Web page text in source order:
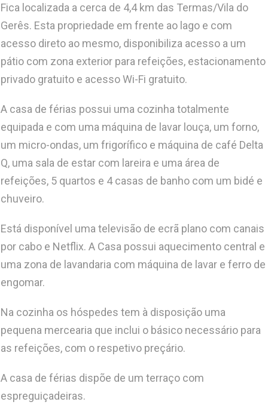
Fica localizada a cerca de 4,4 km das Termas/Vila do
Gerês. Esta propriedade em frente ao lago e com
acesso direto ao mesmo, disponibiliza acesso a um
pátio com zona exterior para refeições, estacionamento
privado gratuito e acesso Wi-Fi gratuito.
A casa de férias possui uma cozinha totalmente
equipada e com uma máquina de lavar louça, um forno,
um micro-ondas, um frigorífico e máquina de café Delta
Q, uma sala de estar com lareira e uma área de
refeições, 5 quartos e 4 casas de banho com um bidé e
chuveiro.
Está disponível uma televisão de ecrã plano com canais
por cabo e Netflix. A Casa possui aquecimento central e
uma zona de lavandaria com máquina de lavar e ferro de
engomar.
Na cozinha os hóspedes tem à disposição uma
pequena mercearia que inclui o básico necessário para
as refeições, com o respetivo preçário.
A casa de férias dispõe de um terraço com
espreguiçadeiras.